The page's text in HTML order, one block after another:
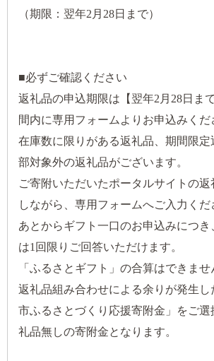
（期限：翌年2月28日まで）
■必ずご確認ください
返礼品の申込期限は【翌年2月28日ま
間内に専用フォームよりお申込みくだ
在庫数に限りがある返礼品、期間限定
部対象外の返礼品がございます。
ご寄附いただいたポータルサイトの返
しながら、専用フォームへご入力くだ
あとからギフト一口のお申込みにつき
は1回限りご回答いただけます。
「ふるさとギフト」の合算はできませ
返礼品組み合わせによる余りが発生し
市ふるさとづくり応援寄附金」をご選
礼品無しの寄附金となります。